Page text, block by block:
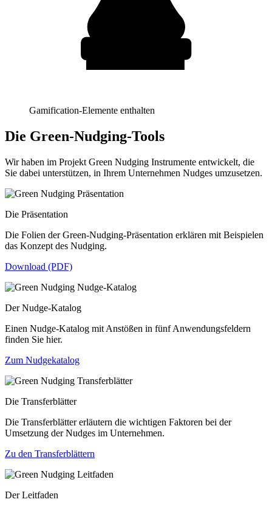
Gamification-Elemente enthalten
Die Green-Nudging-Tools
Wir haben im Projekt Green Nudging Instrumente entwickelt, die
Sie dabei unterstützen, in Ihrem Unternehmen Nudges umzusetzen.
Die Präsentation
Die Folien der Green-Nudging-Präsentation erklären mit Beispielen
das Konzept des Nudging.
Download (PDF)
Der Nudge-Katalog
Einen Nudge-Katalog mit Anstößen in fünf Anwendungsfeldern
finden Sie hier.
Zum Nudgekatalog
Die Transferblätter
Die Transferblätter erläutern die wichtigen Faktoren bei der
Umsetzung der Nudges im Unternehmen.
Zu den Transferblättern
Der Leitfaden